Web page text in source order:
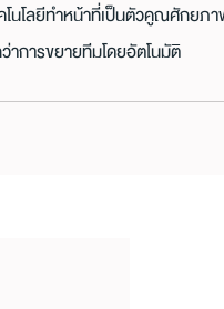
โนโลยีทำหน้าที่เป็นตัวคูณศักยภ
าการขยายทีมโดยอัตโนมัติ